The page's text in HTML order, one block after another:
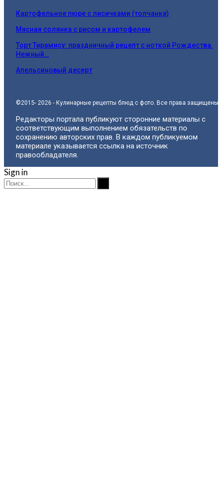
Картофельное пюре с лисичками (толчанка)
Мясная солянка с рисом и картофелем
Торт Тирамису: праздничный рецепт с ноткой Рождества.
Нежный…
Апельсиновый десерт
©2015- 2026 - Кулинарные рецепты блюд с фото. Все права защищены.
Редакторы портала публикуют сторонние материалы с
соответствующим выполнением обязательств по
сохранению авторских прав. В каждом публикуемом
материале указывается ссылка на источник
правообладателя.
Sign in